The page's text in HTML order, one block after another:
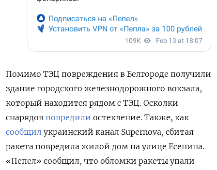
Помимо ТЭЦ повреждения в Белгороде получили
здание городского железнодорожного вокзала,
который находится рядом с ТЭЦ. Осколки
снарядов повредили остекление. Также, как
сообщил украинский канал Supernova, сбитая
ракета повредила жилой дом на улице Есенина.
«Пепел» сообщил, что обломки ракеты упали